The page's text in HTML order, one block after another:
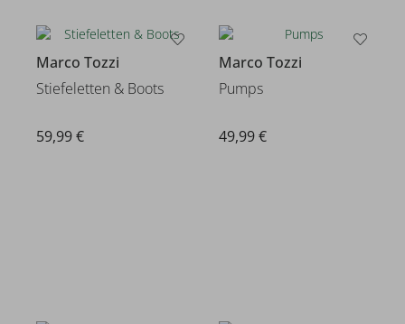
Marco Tozzi
Stiefeletten & Boots
59,99 €
Marco Tozzi
Pumps
49,99 €